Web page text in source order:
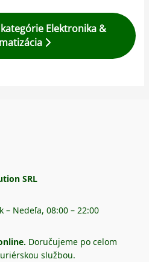
Elektronika &
SRL
– Nedeľa, 08:00 – 22:00
Doručujeme po celom
službou.